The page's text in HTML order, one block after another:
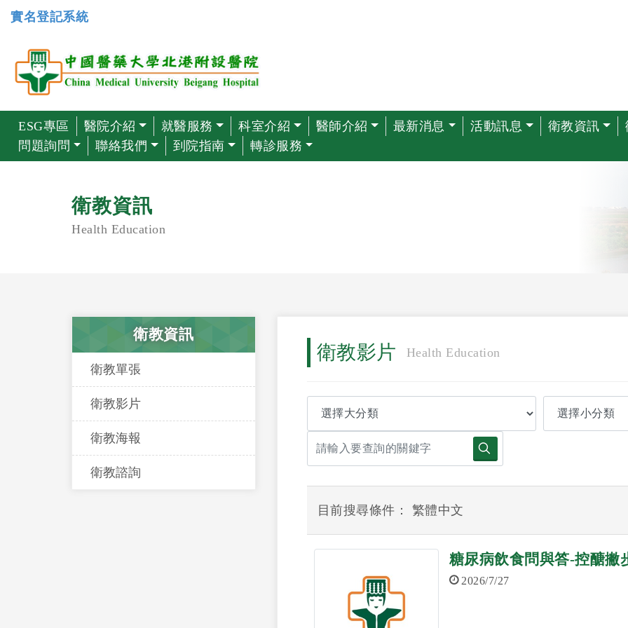
實名登記系統
ESG專區 醫院介紹 就醫服務 科室介紹 醫師介紹 最新消息 活動訊息 衛教資訊
問題詢問
聯絡我們 到院指南 轉診服務
衛教資訊
Health Education
衛教資訊
衛教單張
衛教影片
衛教海報
衛教諮詢
衛教影片 Health Education
目前搜尋條件： 繁體中文
糖尿病飲食問與答-控醣撇
2026/7/27